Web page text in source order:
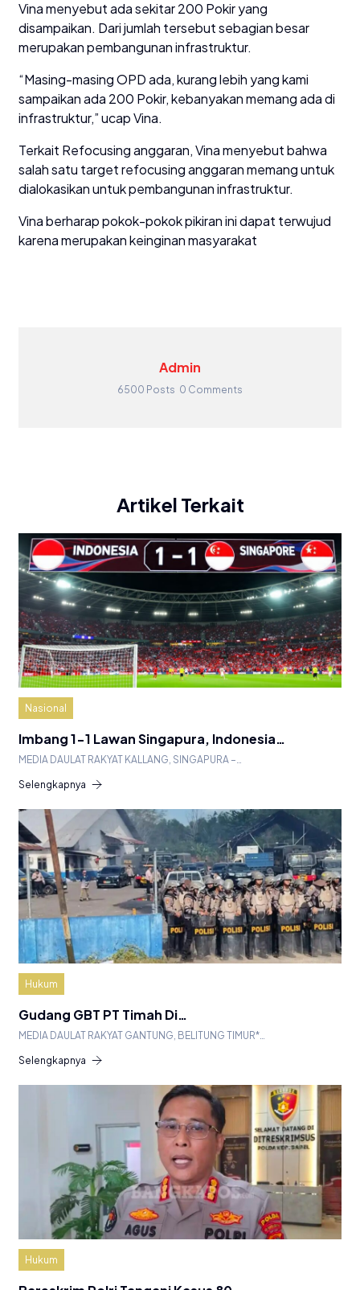
Vina menyebut ada sekitar 200 Pokir yang
disampaikan. Dari jumlah tersebut sebagian besar
merupakan pembangunan infrastruktur.
“Masing-masing OPD ada, kurang lebih yang kami
sampaikan ada 200 Pokir, kebanyakan memang ada di
infrastruktur,” ucap Vina.
Terkait Refocusing anggaran, Vina menyebut bahwa
salah satu target refocusing anggaran memang untuk
dialokasikan untuk pembangunan infrastruktur.
Vina berharap pokok-pokok pikiran ini dapat terwujud
karena merupakan keinginan masyarakat
Admin
6500 Posts 0 Comments
Artikel Terkait
Nasional
Imbang 1-1 Lawan Singapura, Indonesia…
MEDIA DAULAT RAKYAT KALLANG, SINGAPURA –…
Selengkapnya
Hukum
Gudang GBT PT Timah Di…
MEDIA DAULAT RAKYAT GANTUNG, BELITUNG TIMUR*…
Selengkapnya
Hukum